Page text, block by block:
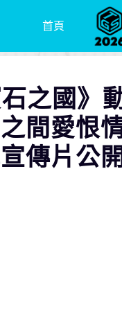
首頁
之國》
間愛恨
傳片公